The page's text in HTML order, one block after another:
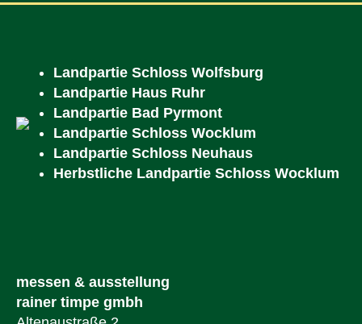
messen & ausstellung
rainer timpe gmbh
Landpartie Schloss Wolfsburg
Landpartie Haus Ruhr
Landpartie Bad Pyrmont
Landpartie Schloss Wocklum
Landpartie Schloss Neuhaus
Herbstliche Landpartie Schloss Wocklum